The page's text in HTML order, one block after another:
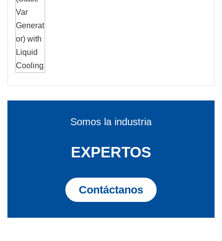
Somos la industria
EXPERTOS
Contáctanos